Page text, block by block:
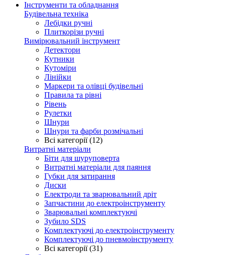
Інструменти та обладнання
Будівельна техніка
Лебідки ручні
Плиткорізи ручні
Вимірювальний інструмент
Детектори
Кутники
Кутоміри
Лінійки
Маркери та олівці будівельні
Правила та рівні
Рівень
Рулетки
Шнури
Шнури та фарби розмічальні
Всі категорії (12)
Витратні матеріали
Біти для шуруповерта
Витратні матеріали для паяння
Губки для затирання
Диски
Електроди та зварювальний дріт
Запчастини до електроінструменту
Зварювальні комплектуючі
Зубило SDS
Комплектуючі до електроінструменту
Комплектуючі до пневмоінструменту
Всі категорії (31)